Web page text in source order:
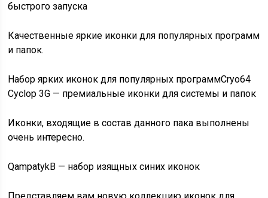
быстрого запуска
Качественные яркие иконки для популярных программ
и папок.
Набор ярких иконок для популярных программCryo64
Cyclop 3G — премиальные иконки для системы и папок
Иконки, входящие в состав данного пака выполнены
очень интересно.
QampatykB — набор изящных синих иконок